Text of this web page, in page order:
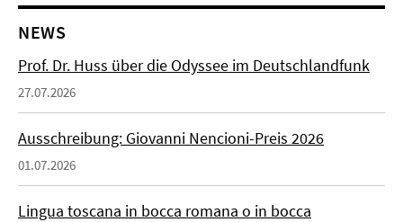
NEWS
Prof. Dr. Huss über die Odyssee im Deutschlandfunk
27.07.2026
Ausschreibung: Giovanni Nencioni-Preis 2026
01.07.2026
Lingua toscana in bocca romana o in bocca